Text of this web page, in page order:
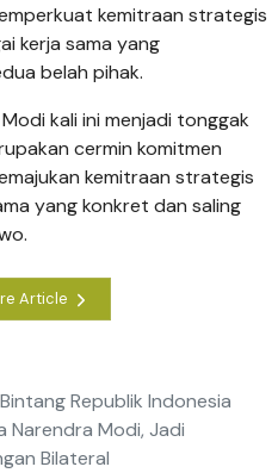
kemitraan strategis
kerja sama yang
belah pihak.
kali ini menjadi tonggak
cermin komitmen
kemitraan strategis
yang konkret dan saling
Article
Republik Indonesia
Narendra Modi, Jadi
Bilateral